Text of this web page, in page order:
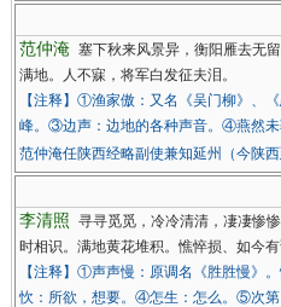
范仲淹 塞下秋来风景异，衡阳雁去无
满地。人不寐，将军白发征夫泪。
【注释】①渔家傲：又名《吴门柳》、
峰。③边声：边地的各种声音。④燕然
范仲淹任陕西经略副使兼知延州（今陕
李清照 寻寻觅觅，冷冷清清，凄凄惨
时相识。满地黄花堆积。憔悴损、如今
【注释】①声声慢：原调名《胜胜慢》
忺：所欲，想要。④怎生：怎么。⑤次第